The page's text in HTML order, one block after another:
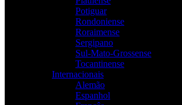
Potiguar
Rondoniense
Roraimense
Sergipano
Sul-Mato-Grossense
Tocantinense
Internacionais
Alemão
Espanhol